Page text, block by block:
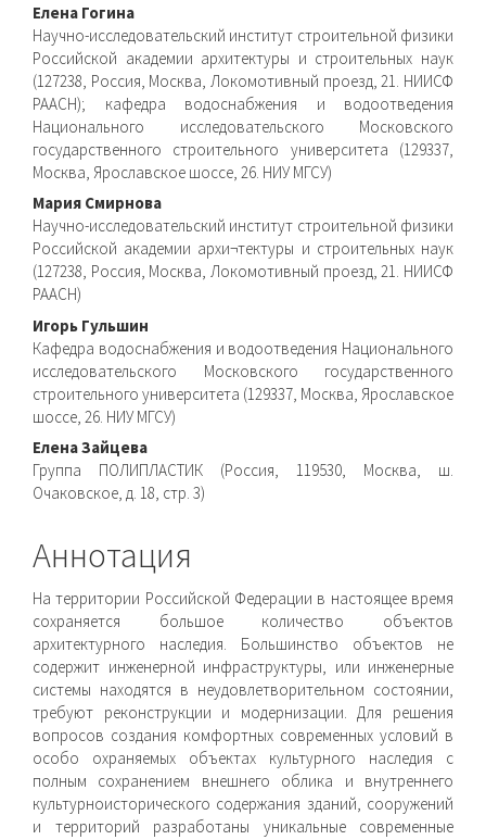
Елена Гогина
Научно-исследовательский институт строительной физики
Российской академии архитектуры и строительных наук
(127238, Россия, Москва, Локомотивный проезд, 21. НИИСФ
РААСН); кафедра водоснабжения и водоотведения
Национального исследовательского Московского
государственного строительного университета (129337,
Москва, Ярославское шоссе, 26. НИУ МГСУ)
Мария Смирнова
Научно-исследовательский институт строительной физики
Российской академии архи¬тектуры и строительных наук
(127238, Россия, Москва, Локомотивный проезд, 21. НИИСФ
РААСН)
Игорь Гульшин
Кафедра водоснабжения и водоотведения Национального
исследовательского Московского государственного
строительного университета (129337, Москва, Ярославское
шоссе, 26. НИУ МГСУ)
Елена Зайцева
Группа ПОЛИПЛАСТИК (Россия, 119530, Москва, ш.
Очаковское, д. 18, стр. 3)
Аннотация
На территории Российской Федерации в настоящее время
сохраняется большое количество объектов
архитектурного наследия. Большинство объектов не
содержит инженерной инфраструктуры, или инженерные
системы на­ходятся в неудовлетворительном состоянии,
требуют рекон­струкции и модернизации. Для решения
вопросов создания комфортных современных условий в
особо охраняемых объектах культурного наследия с
полным сохранением внешнего облика и внутреннего
культурноисторического содержания зданий, со­оружений
и территорий разработаны уникальные современные